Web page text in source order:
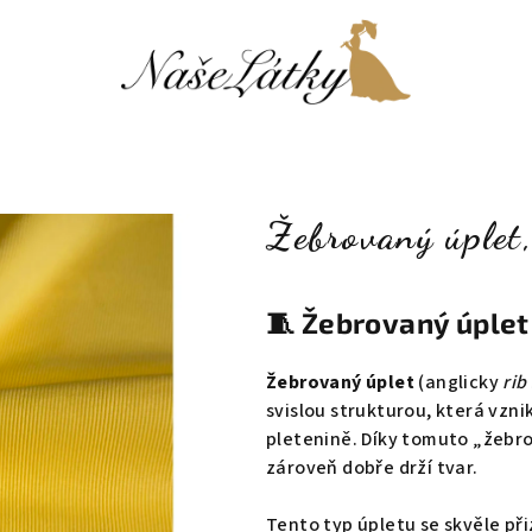
Žebrovaný
🧵 Žebrovaný
Žebrovaný úplet(anglickyrib
svislou strukturou, která
pletenině. Díky tomuto
zároveň dobře drží tvar.
Tento typ úpletu se skvěle